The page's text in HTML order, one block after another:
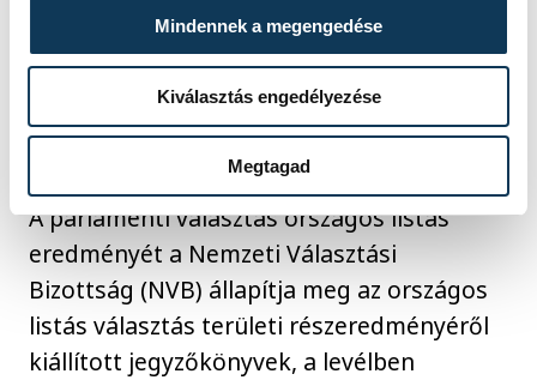
Mindennek a megengedése
Kiválasztás engedélyezése
Megtagad
vármegye 6. választókörzetében Barna
Szabó Tímea (Tisza) 47,91; míg Simon
Miklós (Fidesz-KDNP) 45,75 százalékot
szerzett meg.
A parlamenti választás országos listás
eredményét a Nemzeti Választási
Bizottság (NVB) állapítja meg az országos
listás választás területi részeredményéről
kiállított jegyzőkönyvek, a levélben